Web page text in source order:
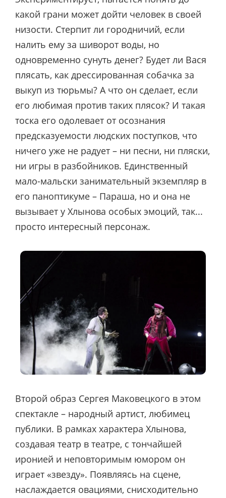
какой грани может дойти человек в своей
низости. Стерпит ли городничий, если
налить ему за шиворот воды, но
одновременно сунуть денег? Будет ли Вася
плясать, как дрессированная собачка за
выкуп из тюрьмы? А что он сделает, если
его любимая против таких плясок? И такая
тоска его одолевает от осознания
предсказуемости людских поступков, что
ничего уже не радует – ни песни, ни пляски,
ни игры в разбойников. Единственный
мало-мальски занимательный экземпляр в
его паноптикуме – Параша, но и она не
вызывает у Хлынова особых эмоций, так...
просто интересный персонаж.
Второй образ Сергея Маковецкого в этом
спектакле – народный артист, любимец
публики. В рамках характера Хлынова,
создавая театр в театре, с тончайшей
иронией и неповторимым юмором он
играет «звезду». Появляясь на сцене,
наслаждается овациями, снисходительно